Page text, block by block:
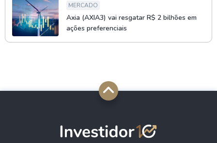
MERCADO
Axia (AXIA3) vai resgatar R$ 2 bilhões em
ações preferenciais